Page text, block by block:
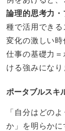
論理的思考力
種で活用できる
変化の激しい
仕事の基礎力
ける強みになり
ポータブルスキ
「自分はどの
か」を明らかに